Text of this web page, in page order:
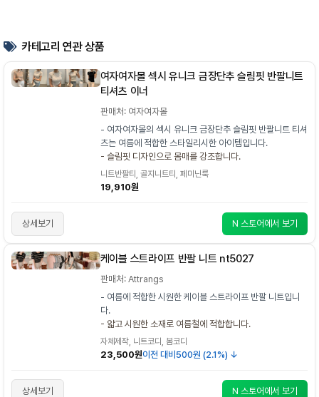
카테고리 연관 상품
여자여자몰 섹시 유니크 금장단추 슬림핏 반팔니트
티셔츠 이너
판매처: 여자여자몰
- 여자여자몰의 섹시 유니크 금장단추 슬림핏 반팔니트 티셔
츠는 여름에 적합한 스타일리시한 아이템입니다.
- 슬림핏 디자인으로 몸매를 강조합니다.
니트반팔티, 골지니트티, 페미닌룩
19,910원
상세보기 N 스토어에서 보기
케이블 스트라이프 반팔 니트 nt5027
판매처: Attrangs
- 여름에 적합한 시원한 케이블 스트라이프 반팔 니트입니
다.
- 얇고 시원한 소재로 여름철에 적합합니다.
자체제작, 니트코디, 봄코디
23,500원이전 대비500원 (2.1%) ↓
상세보기 N 스토어에서 보기